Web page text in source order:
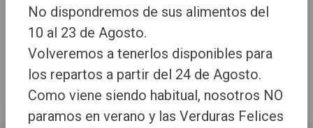
No dispondremos de sus alimentos del
10 al 23 de Agosto.
Volveremos a tenerlos disponibles para
los repartos a partir del 24 de Agosto.
Como viene siendo habitual, nosotros NO
paramos en verano y las Verduras Felices
Página no encontrada